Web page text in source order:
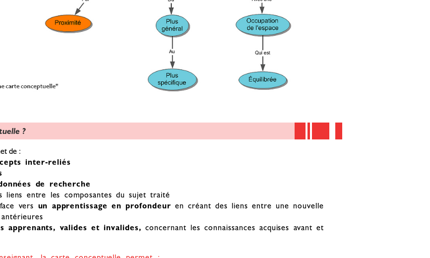
?
de :
inter-reliés
de recherche
liens entre les composantes du sujet traité
vers un apprentissage en profondeur en créant des liens entre une nouvelle
apprenants, valides et invalides, concernant les connaissances acquises avant et